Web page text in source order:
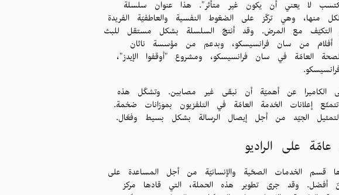
لا يعني أن يكون غير متأثر". هذا عنوان سلسلة
للوقاية من الإيدز لمدة 30 ثانية لكل منها، وهي تركّز على الضغوط النفسية والعاطفيّة الفريدة
في التكيّف مع المرض. وقد أنتجَ السلسلة بشكل مستقل للبث
من سان فرانسيسكو، وبدعم من مؤسسة ناثان
العامّة في سان فرانسيسكو، ومشروع "أوقفوا الإيدز"،
عن أهميّة أن نبقى غير مصابين. وتشكّل هذه
الخدمة العامّة في التلفزيون بموزانات ضخمة.
الجيّد من أجل إيصال الرسالة بشكل بسيط وفعّال.
على الراديو
قسم الخدمات الصحّية والإنسانيّة من أجل المساعدة على
لجعل حياتهنّ أفضل. وقد جرى تطوير هذه الحملة، التي قادها مركز